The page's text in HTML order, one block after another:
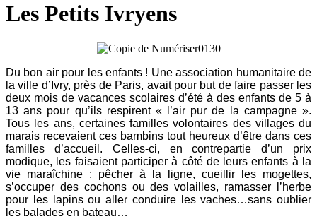
Les Petits Ivryens
Du bon air pour les enfants ! Une association humanitaire de
la ville d’Ivry, près de Paris, avait pour but de faire passer les
deux mois de vacances scolaires d’été à des enfants de 5 à
13 ans pour qu’ils respirent « l’air pur de la campagne ».
Tous les ans, certaines familles volontaires des villages du
marais recevaient ces bambins tout heureux d’être dans ces
familles d’accueil. Celles-ci, en contrepartie d’un prix
modique, les faisaient participer à côté de leurs enfants à la
vie maraîchine : pêcher à la ligne, cueillir les mogettes,
s’occuper des cochons ou des volailles, ramasser l’herbe
pour les lapins ou aller conduire les vaches…sans oublier
les balades en bateau…